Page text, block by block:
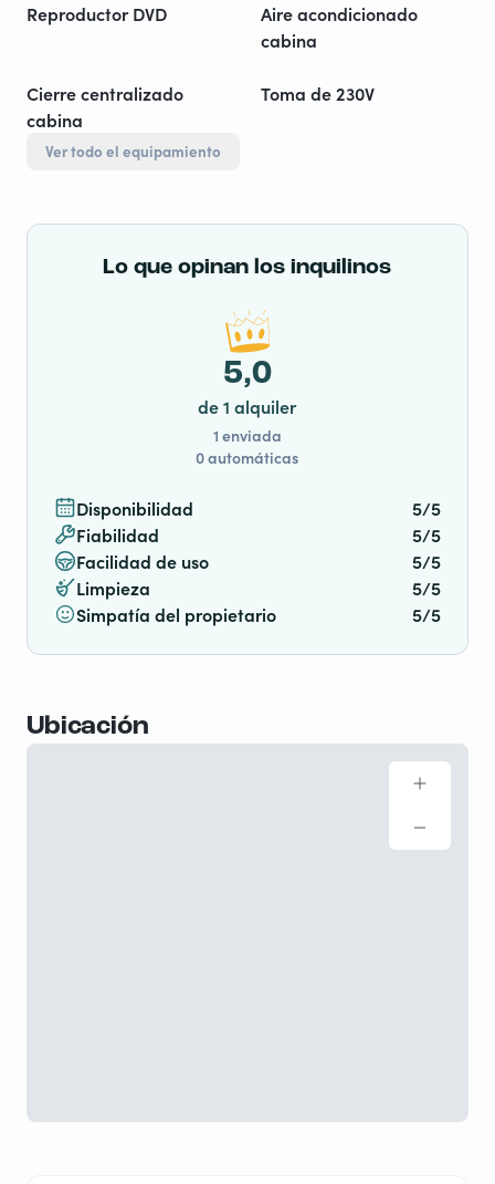
Reproductor DVD
Aire acondicionado
cabina
Cierre centralizado
cabina
Toma de 230V
Ver todo el equipamiento
Lo que opinan los inquilinos
Disponibilidad
5/5
Fiabilidad
5/5
Facilidad de uso
5/5
Limpieza
5/5
Simpatía del propietario
5/5
5,0
de 1 alquiler
1 enviada
0 automáticas
Ubicación